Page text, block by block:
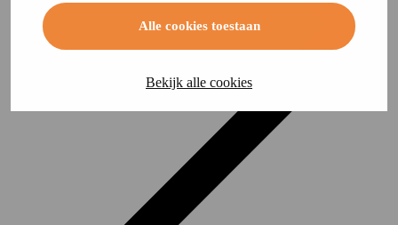
Alle cookies toestaan
Bekijk alle cookies